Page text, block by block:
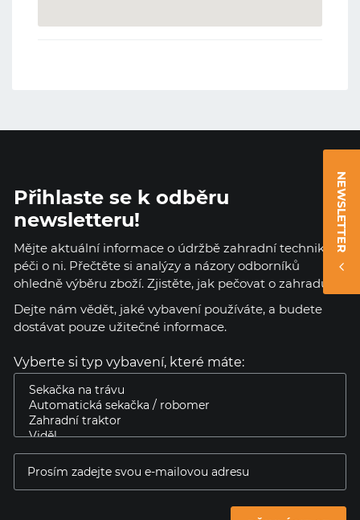
NEWSLETTER
Přihlaste se k odběru
newsletteru!
Mějte aktuální informace o údržbě zahradní techniky a
péči o ni. Přečtěte si analýzy a názory odborníků
ohledně výběru zboží. Zjistěte, jak pečovat o zahradu.
Dejte nám vědět, jaké vybavení používáte, a budete
dostávat pouze užitečné informace.
Vyberte si typ vybavení, které máte: